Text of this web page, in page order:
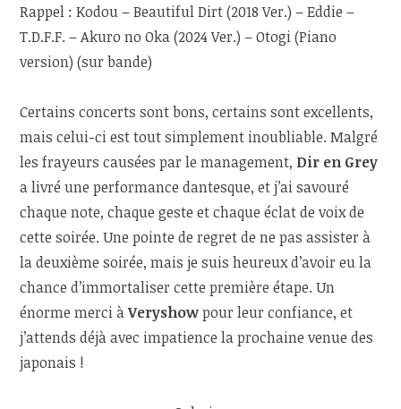
Rappel : Kodou – Beautiful Dirt (2018 Ver.) – Eddie –
T.D.F.F. – Akuro no Oka (2024 Ver.) – Otogi (Piano
version) (sur bande)
Certains concerts sont bons, certains sont excellents,
mais celui-ci est tout simplement inoubliable. Malgré
les frayeurs causées par le management, Dir en Grey
a livré une performance dantesque, et j’ai savouré
chaque note, chaque geste et chaque éclat de voix de
cette soirée. Une pointe de regret de ne pas assister à
la deuxième soirée, mais je suis heureux d’avoir eu la
chance d’immortaliser cette première étape. Un
énorme merci àVeryshowpour leur confiance, et
j’attends déjà avec impatience la prochaine venue des
japonais !